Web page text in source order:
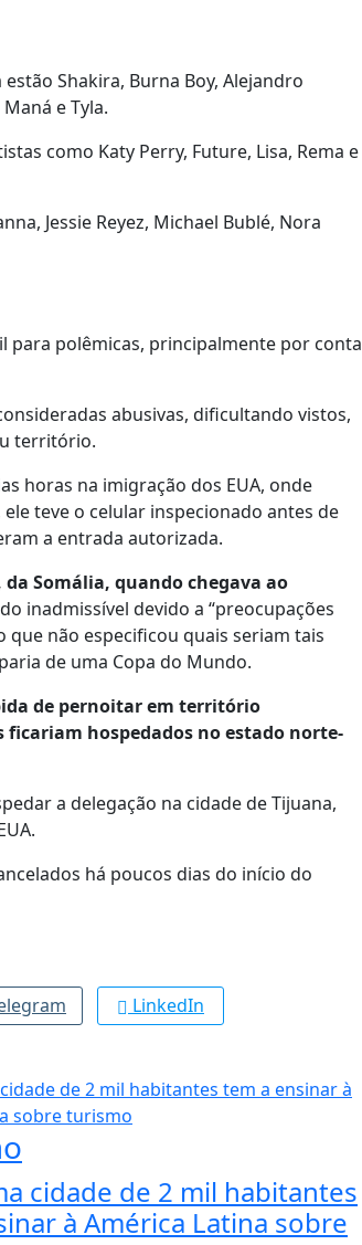
Shakira, Burna Boy, Alejandro
e Tyla.
como Katy Perry, Future, Lisa, Rema e
Jessie Reyez, Michael Bublé, Nora
para polêmicas, principalmente por conta
abusivas, dificultando vistos,
território.
horas na imigração dos EUA, onde
teve o celular inspecionado antes de
a entrada autorizada.
Somália, quando chegava ao
inadmissível devido a “preocupações
que não especificou quais seriam tais
de uma Copa do Mundo.
de pernoitar em território
ficariam hospedados no estado norte-
a delegação na cidade de Tijuana,
há poucos dias do início do
LinkedIn
cidade de 2 mil habitantes
à América Latina sobre